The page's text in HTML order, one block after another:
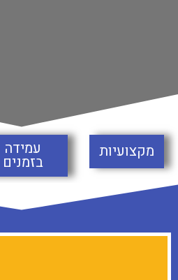
מקצועיות עמידה
בזמנים